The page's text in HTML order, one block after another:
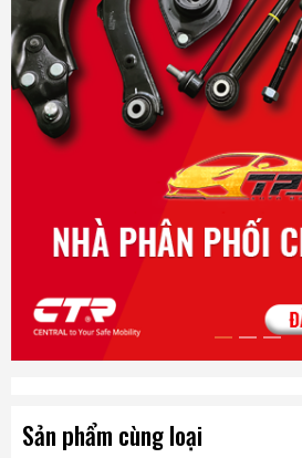
Sản phẩm cùng loại